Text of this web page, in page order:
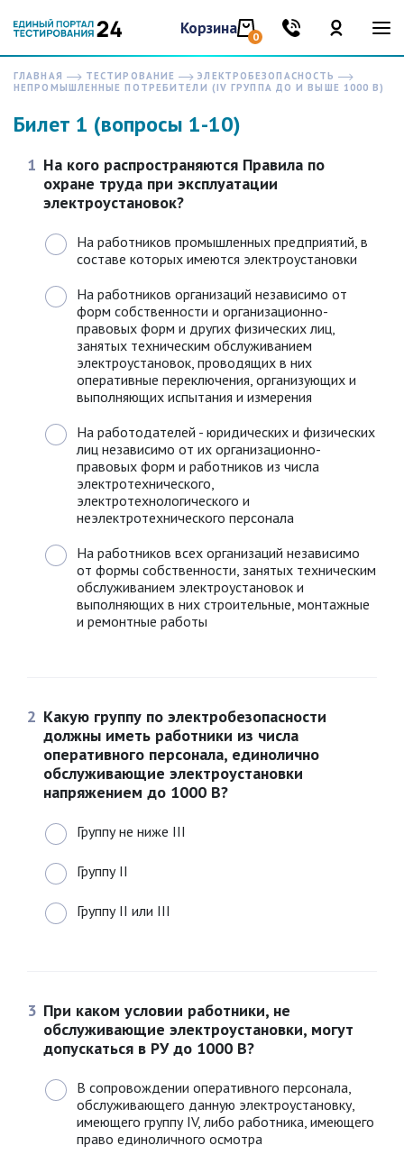
Корзина 0
ГЛАВНАЯ ТЕСТИРОВАНИЕ
ЭЛЕКТРОБЕЗОПАСНОСТЬ
НЕПРОМЫШЛЕННЫЕ ПОТРЕБИТЕЛИ (IV ГРУППА ДО И ВЫШЕ 1000 В)
Билет 1 (вопросы 1-10)
1 На кого распространяются Правила по
охране труда при эксплуатации
электроустановок?
На работников промышленных предприятий, в
составе которых имеются электроустановки
На работников организаций независимо от
форм собственности и организационно-
правовых форм и других физических лиц,
занятых техническим обслуживанием
электроустановок, проводящих в них
оперативные переключения, организующих и
выполняющих испытания и измерения
На работодателей - юридических и физических
лиц независимо от их организационно-
правовых форм и работников из числа
электротехнического,
электротехнологического и
неэлектротехнического персонала
На работников всех организаций независимо
от формы собственности, занятых техническим
обслуживанием электроустановок и
выполняющих в них строительные, монтажные
и ремонтные работы
2 Какую группу по электробезопасности
должны иметь работники из числа
оперативного персонала, единолично
обслуживающие электроустановки
напряжением до 1000 В?
Группу не ниже III
Группу II
Группу II или III
3 При каком условии работники, не
обслуживающие электроустановки, могут
допускаться в РУ до 1000 В?
В сопровождении оперативного персонала,
обслуживающего данную электроустановку,
имеющего группу IV, либо работника, имеющего
право единоличного осмотра